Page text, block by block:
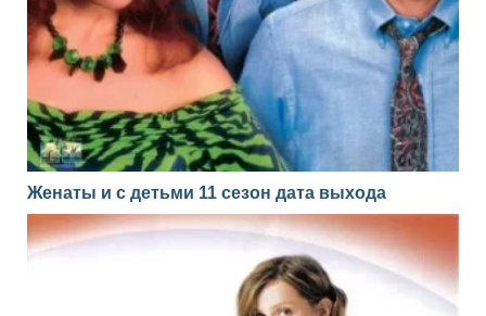
Женаты и с детьми 11 сезон дата выхода